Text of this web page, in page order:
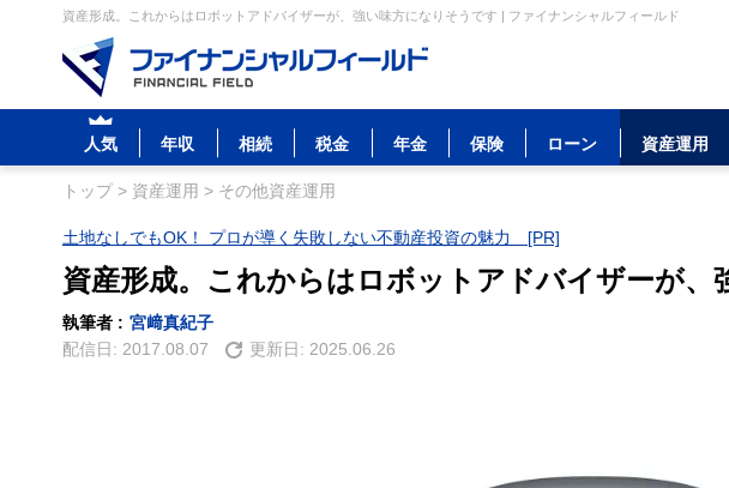
資産形成。これからはロボットアドバイザーが、強い味方になりそうです | ファイナンシャルフィールド
人気 年収 相続 税金 年金 保険 ローン 資産運用
トップ> 資産運用 > その他資産運用
土地なしでもOK！ プロが導く失敗しない不動産投資の魅力 [PR]
資産形成。これからはロボットアドバイザーが、
執筆者 : 宮﨑真紀子
配信日: 2017.08.07 更新日: 2025.06.26